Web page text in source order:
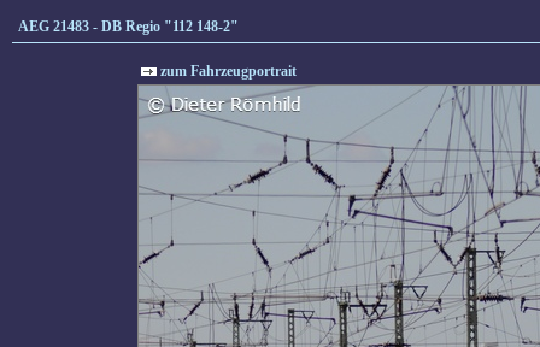
AEG 21483 - DB Regio "112 148-2"
zum Fahrzeugportrait